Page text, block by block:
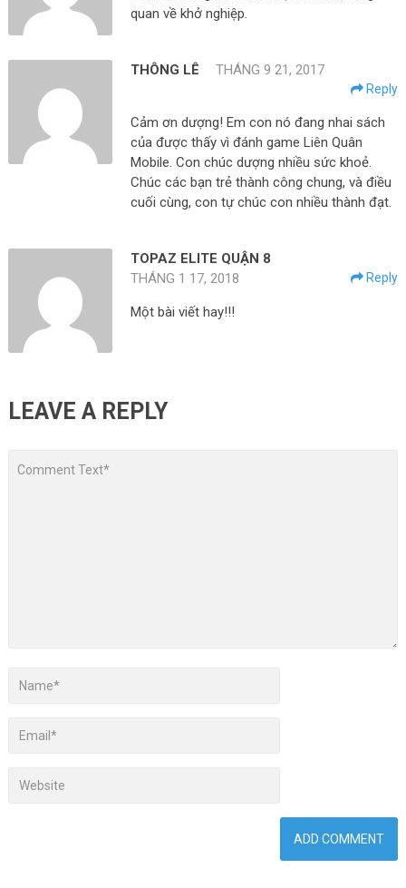
quan về khở nghiệp.
THÔNG LÊ THÁNG 9 21, 2017
Reply
Cảm ơn dượng! Em con nó đang nhai sách
của được thấy vì đánh game Liên Quân
Mobile. Con chúc dượng nhiều sức khoẻ.
Chúc các bạn trẻ thành công chung, và điều
cuối cùng, con tự chúc con nhiều thành đạt.
TOPAZ ELITE QUẬN 8
THÁNG 1 17, 2018
Reply
Một bài viết hay!!!
LEAVE A REPLY